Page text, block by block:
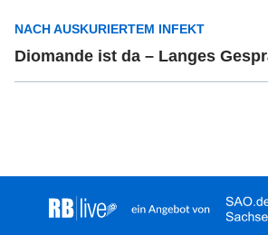
NACH AUSKURIERTEM INFEKT
Diomande ist da – Langes